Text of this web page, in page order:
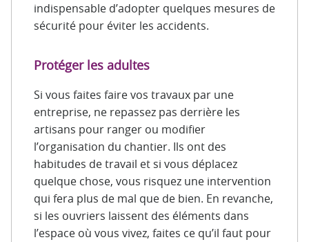
indispensable d’adopter quelques mesures de
sécurité pour éviter les accidents.
Protéger les adultes
Si vous faites faire vos travaux par une
entreprise, ne repassez pas derrière les
artisans pour ranger ou modifier
l’organisation du chantier. Ils ont des
habitudes de travail et si vous déplacez
quelque chose, vous risquez une intervention
qui fera plus de mal que de bien. En revanche,
si les ouvriers laissent des éléments dans
l’espace où vous vivez, faites ce qu’il faut pour